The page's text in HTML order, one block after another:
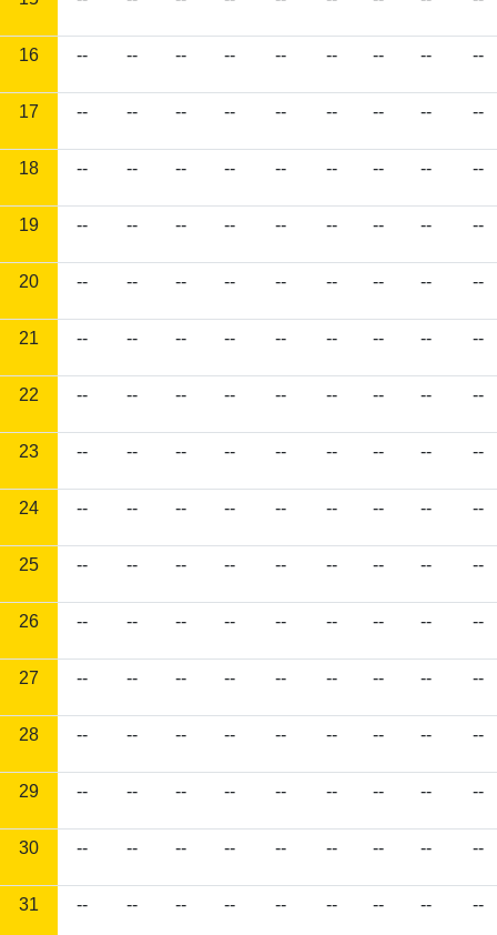
16 -- -- -- -- -- -- -- -- --
17 -- -- -- -- -- -- -- -- --
18 -- -- -- -- -- -- -- -- --
19 -- -- -- -- -- -- -- -- --
20 -- -- -- -- -- -- -- -- --
21 -- -- -- -- -- -- -- -- --
22 -- -- -- -- -- -- -- -- --
23 -- -- -- -- -- -- -- -- --
24 -- -- -- -- -- -- -- -- --
25 -- -- -- -- -- -- -- -- --
26 -- -- -- -- -- -- -- -- --
27 -- -- -- -- -- -- -- -- --
28 -- -- -- -- -- -- -- -- --
29 -- -- -- -- -- -- -- -- --
30 -- -- -- -- -- -- -- -- --
31 -- -- -- -- -- -- -- -- --